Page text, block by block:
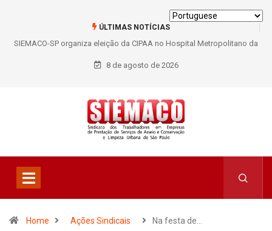
ÚLTIMAS NOTÍCIAS
SIEMACO-SP organiza eleição da CIPAA no Hospital Metropolitano da
Lapa e fortalece participação dos trabalhadores
8 de agosto de 2026
Home Ações Sindicais Na festa de…